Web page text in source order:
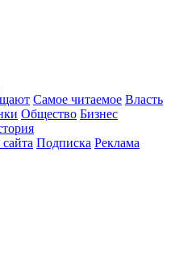
Самое читаемое Власть
Общество Бизнес
Подписка Реклама